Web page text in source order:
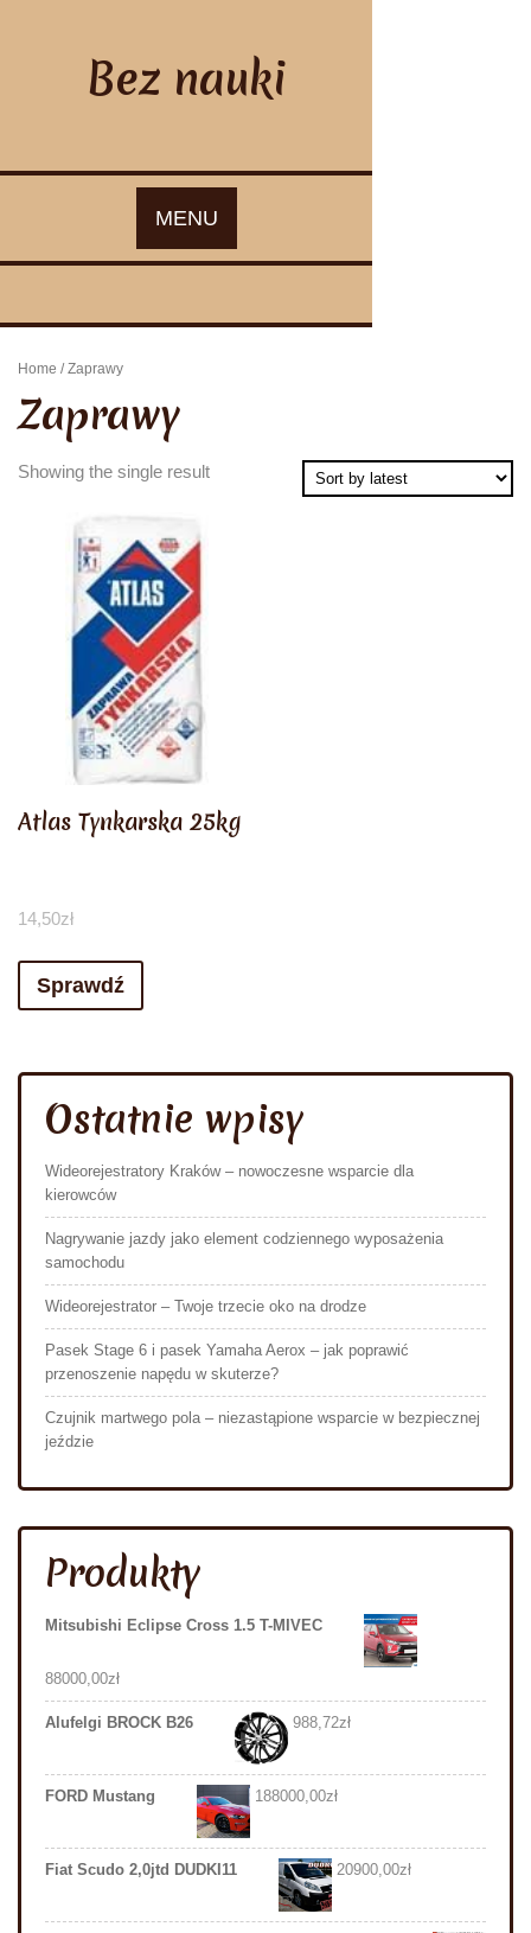
Bez nauki
MENU
Home / Zaprawy
Zaprawy
Showing the single result
Atlas Tynkarska 25kg
14,50zł
Sprawdź
Ostatnie wpisy
Wideorejestratory Kraków – nowoczesne wsparcie dla
kierowców
Nagrywanie jazdy jako element codziennego wyposażenia
samochodu
Wideorejestrator – Twoje trzecie oko na drodze
Pasek Stage 6 i pasek Yamaha Aerox – jak poprawić
przenoszenie napędu w skuterze?
Czujnik martwego pola – niezastąpione wsparcie w bezpiecznej
jeździe
Produkty
Mitsubishi Eclipse Cross 1.5 T-MIVEC
88000,00zł
Alufelgi BROCK B26 988,72zł
FORD Mustang 188000,00zł
Fiat Scudo 2,0jtd DUDKI11 20900,00zł